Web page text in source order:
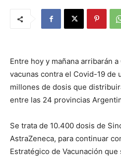
Entre hoy y mañana arribarán
vacunas contra el Covid-19 de
millones de dosis que
entre las 24 provincias
Se trata de 10.400 dosis de
AstraZeneca, para continuar
Estratégico de Vacunación